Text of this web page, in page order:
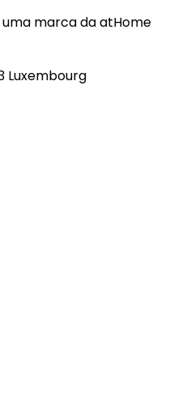
uma marca da atHome
Luxembourg